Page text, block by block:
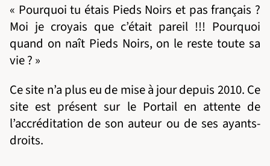
« Pourquoi tu étais Pieds Noirs et pas français ?
Moi je croyais que c’était pareil !!! Pourquoi
quand on naît Pieds Noirs, on le reste toute sa
vie ? »
Ce site n’a plus eu de mise à jour depuis 2010. Ce
site est présent sur le Portail en attente de
l’accréditation de son auteur ou de ses ayants-
droits.